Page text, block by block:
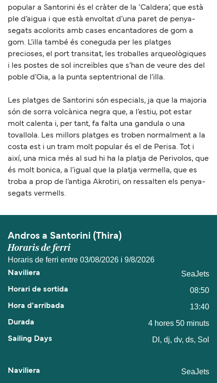
popular a Santorini és el cràter de la ‘Caldera’, que està
ple d’aigua i que està envoltat d’una paret de penya-
segats acolorits amb cases encantadores de gom a
gom. L’illa també és coneguda per les platges
precioses, el port transitat, les troballes arqueològiques
i les postes de sol increïbles que s’han de veure des del
poble d’Oia, a la punta septentrional de l’illa.
Les platges de Santorini són especials, ja que la majoria
són de sorra volcànica negra que, a l’estiu, pot estar
molt calenta i, per tant, fa falta una gandula o una
tovallola. Les millors platges es troben normalment a la
costa est i un tram molt popular és el de Perisa. Tot i
així, una mica més al sud hi ha la platja de Perivolos, que
és molt bonica, a l’igual que la platja vermella, que es
troba a prop de l’antiga Akrotiri, on ressalten els penya-
segats vermells.
Andros a Santorini (Thira)
Horaris de ferri
Horaris de ferri entre 03/08/2026 i 9/8/2026
SeaJets
08:50
13:40
4 hores 50 minuts
Dl, dj, dv, ds, Sol
SeaJets